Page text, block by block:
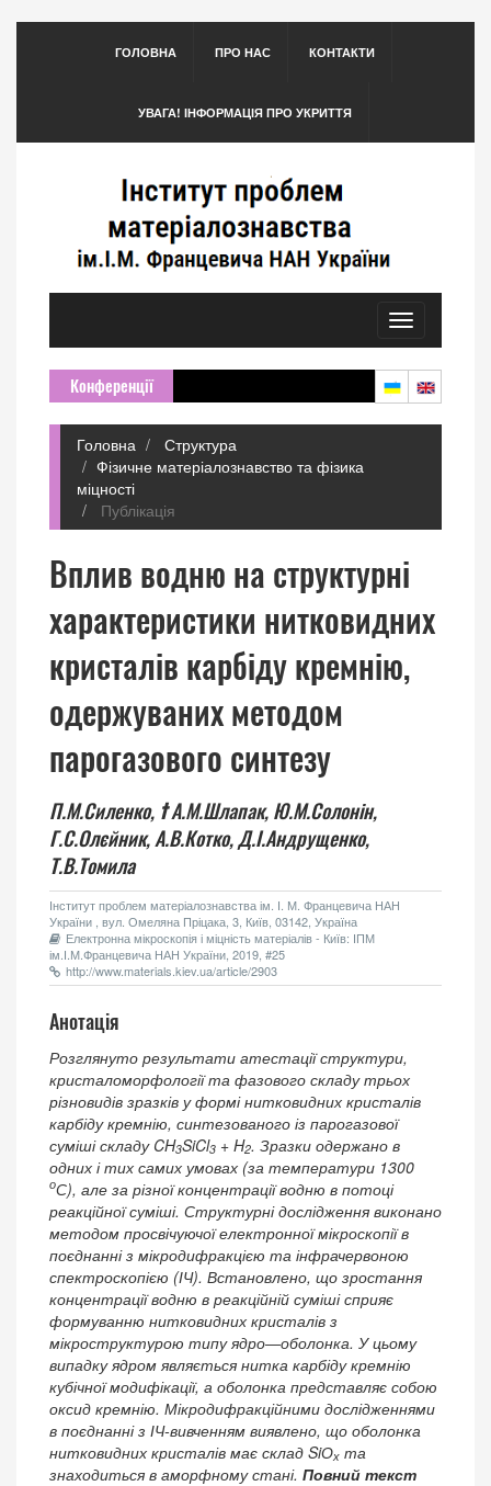
ГОЛОВНА ПРО НАС КОНТАКТИ
УВАГА! ІНФОРМАЦІЯ ПРО УКРИТТЯ
Toggle
navigation
Конференції
Головна
Структура
Фізичне матеріалознавство та фізика
міцності
Публікація
Вплив водню на структурні
характеристики нитковидних
кристалів карбіду кремнію,
одержуваних методом
парогазового синтезу
П.М.Силенко, †А.М.Шлапак, Ю.М.Солонін,
Г.С.Олєйник, А.В.Котко,Д.І.Андрущенко,
Т.В.Томила
Інститут проблем матеріалознавства ім. І. М. Францевича НАН
України , вул. Омеляна Пріцака, 3, Київ, 03142, Україна
Електронна мікроскопія і міцність матеріалів - Київ: ІПМ
ім.І.М.Францевича НАН України, 2019, #25
http://www.materials.kiev.ua/article/2903
Анотація
Розглянуто результати атестації структури,
кристаломорфології та фазового складу трьох
різновидів зразків у формі нитковидних кристалів
карбіду кремнію, синтезованого із парогазової
суміші складу CH3SiCl3 + H2. Зразки одержано в
одних і тих самих умовах (за температури 1300
оС), але за різної концентрації водню в потоці
реакційної суміші. Структурні дослідження виконано
методом просвічуючої електронної мікроскопії в
поєднанні з мікродифракцією та інфрачервоною
спектроскопією (ІЧ). Встановлено, що зростання
концентрації водню в реакційній суміші сприяє
формуванню нитковидних кристалів з
мікроструктурою типу ядро―оболонка. У цьому
випадку ядром являється нитка карбіду кремнію
кубічної модифікації, а оболонка представляє собою
оксид кремнію. Мікродифракційними дослідженнями
в поєднанні з ІЧ-вивченням виявлено, що оболонка
нитковидних кристалів має склад SiОх та
знаходиться в аморфному стані. Повний текст